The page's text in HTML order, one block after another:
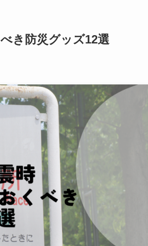
き防災グッズ12選